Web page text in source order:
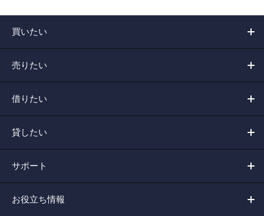
買いたい
売りたい
借りたい
貸したい
サポート
お役立ち情報